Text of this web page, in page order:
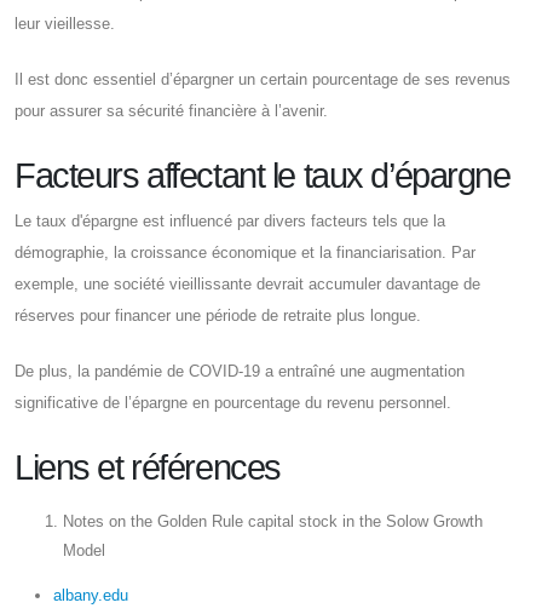
leur vieillesse.
Il est donc essentiel d’épargner un certain pourcentage de ses revenus
pour assurer sa sécurité financière à l’avenir.
Facteurs affectant le taux d’épargne
Le taux d'épargne est influencé par divers facteurs tels que la
démographie, la croissance économique et la financiarisation. Par
exemple, une société vieillissante devrait accumuler davantage de
réserves pour financer une période de retraite plus longue.
De plus, la pandémie de COVID-19 a entraîné une augmentation
significative de l’épargne en pourcentage du revenu personnel.
Liens et références
Notes on the Golden Rule capital stock in the Solow Growth
Model
albany.edu